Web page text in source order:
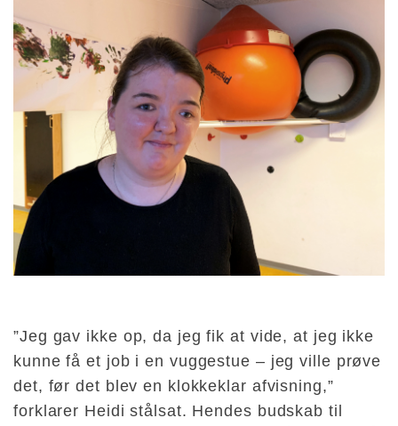
”Jeg gav ikke op, da jeg fik at vide, at jeg ikke
kunne få et job i en vuggestue – jeg ville prøve
det, før det blev en klokkeklar afvisning,”
forklarer Heidi stålsat. Hendes budskab til